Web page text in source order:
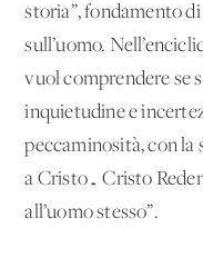
storia”, fondamento
sull’uomo.
vuol comprendere se
inquietudine e
peccaminosità, con la
a Cristo… Cristo
all’uomo stesso”.